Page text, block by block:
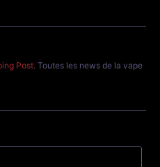
Post. Toutes les news de la vape